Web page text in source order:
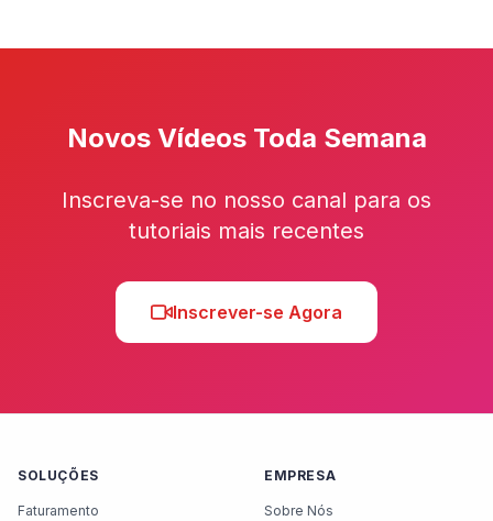
Novos Vídeos Toda Semana
Inscreva-se no nosso canal para os
tutoriais mais recentes
Inscrever-se Agora
SOLUÇÕES
Faturamento
EMPRESA
Sobre Nós